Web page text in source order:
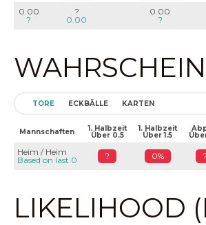
0.00
?
?
0.00
0.00
?
TORE ECKBÄLLE KARTEN
Mannschaften 1. Halbzeit
Über 0.5
1. Halbzeit
Über 1.5
Heim / Heim
Based on last 0
? 0% ?
LIKELIHOOD